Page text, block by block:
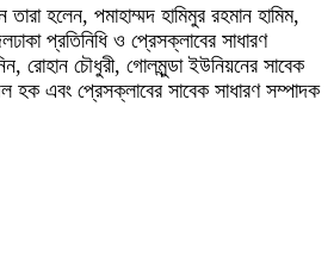
তারা হলেন, পমাহাম্মদ হামিমুর রহমান হামিম,
প্রতিনিধি ও প্রেসক্লাবের সাধারণ
রোহান চৌধুরী, গোলমুন্ডা ইউনিয়নের সাবেক
হক এবং প্রেসক্লাবের সাবেক সাধারণ সম্পাদক